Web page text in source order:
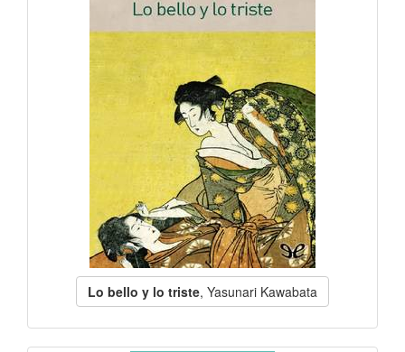
Lo bello y lo triste, Yasunari Kawabata